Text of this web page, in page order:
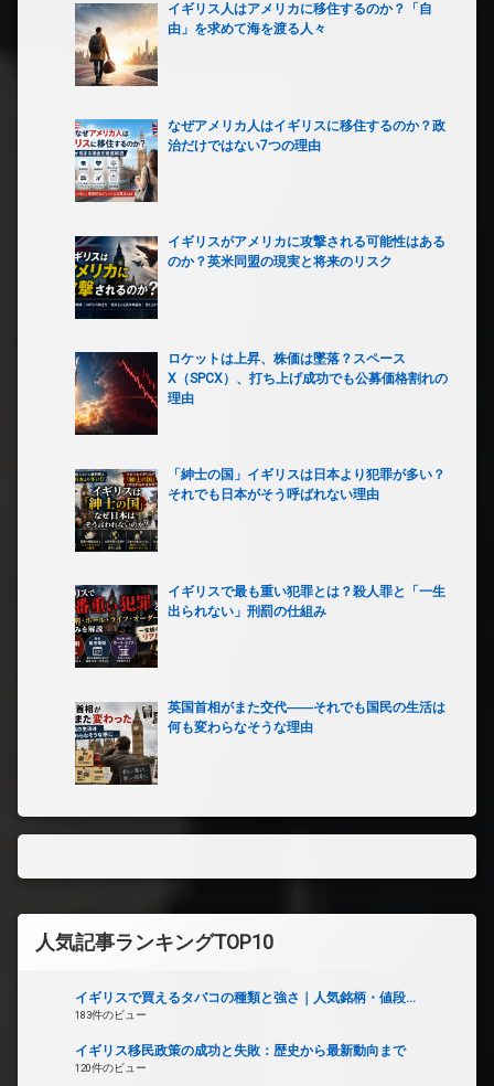
イギリス人はアメリカに移住するのか？「自
由」を求めて海を渡る人々
なぜアメリカ人はイギリスに移住するのか？政
治だけではない7つの理由
イギリスがアメリカに攻撃される可能性はある
のか？英米同盟の現実と将来のリスク
ロケットは上昇、株価は墜落？スペース
X（SPCX）、打ち上げ成功でも公募価格割れの
理由
「紳士の国」イギリスは日本より犯罪が多い？
それでも日本がそう呼ばれない理由
イギリスで最も重い犯罪とは？殺人罪と「一生
出られない」刑罰の仕組み
英国首相がまた交代――それでも国民の生活は
何も変わらなそうな理由
人気記事ランキングTOP10
イギリスで買えるタバコの種類と強さ｜人気銘柄・値段...
183件のビュー
イギリス移民政策の成功と失敗：歴史から最新動向まで
120件のビュー